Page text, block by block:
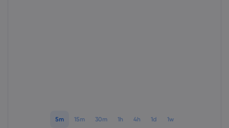
5m 15m 30m 1h 4h 1d 1w